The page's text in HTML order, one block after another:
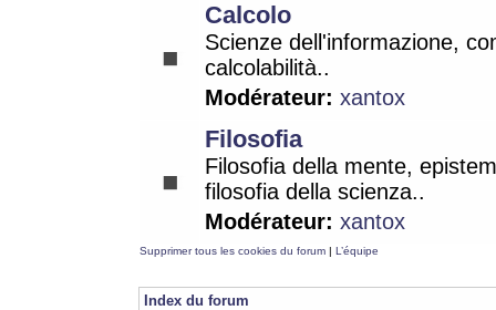
Calcolo
Scienze dell'informazione,
calcolabilità..
Modérateur: xantox
Filosofia
Filosofia della mente,
filosofia della scienza..
Modérateur: xantox
Supprimer tous les cookies du forum | L’équipe
Index du forum